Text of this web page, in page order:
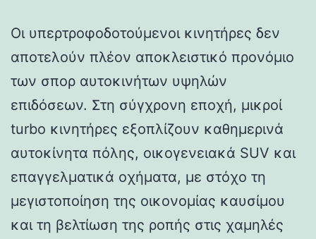
Οι υπερτροφοδοτούμενοι κινητήρες δεν
αποτελούν πλέον αποκλειστικό προνόμιο
των σπορ αυτοκινήτων υψηλών
επιδόσεων. Στη σύγχρονη εποχή, μικροί
turbo κινητήρες εξοπλίζουν καθημερινά
αυτοκίνητα πόλης, οικογενειακά SUV και
επαγγελματικά οχήματα, με στόχο τη
μεγιστοποίηση της οικονομίας καυσίμου
και τη βελτίωση της ροπής στις χαμηλές